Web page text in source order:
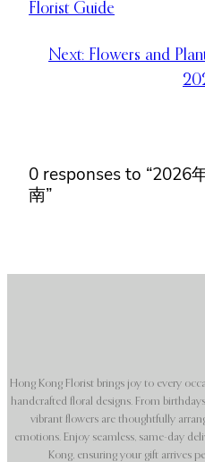
Florist Guide
Next: Flowers and
0 responses to “2026
南”
Hong Kong Florist brings joy to every
handcrafted floral designs. From
vibrant flowers are thoughtfully
emotions. Enjoy seamless, same-day
Kong, ensuring your gift arrives